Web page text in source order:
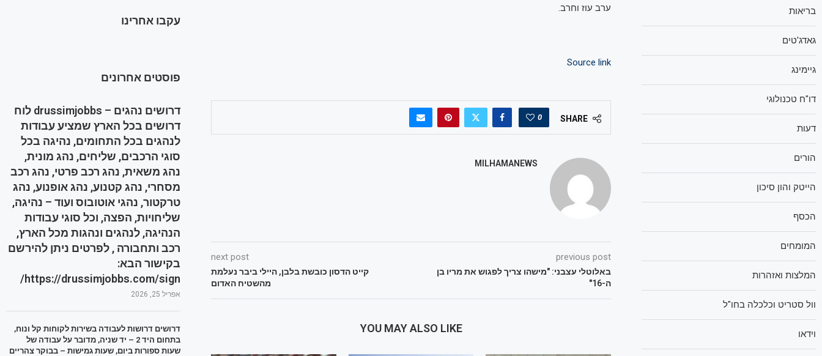
ערב עוז וחרב.
Source link
SHARE
0
MILHAMANEWS
previous post
באלוטלי עצבני: "מישהו צריך לפגוש את מריו בן
ה-16"
next post
קייט הדסון כובשת בלבן, היילי ביבר נעלמת
מהשטיח האדום
YOU MAY ALSO LIKE
עקבו אחרינו
פוסטים אחרונים
דרושים נהגים – drussimjobbs לוח
דרושים בכל הארץ שמציע עבודות
לנהגים בכל התחומים, נהיגה בכל
סוגי הרכבים, שליחים, נהג מונית,
נהג משאית, נהג רכב פרטי, נהג רכב
מסחרי, נהג קטנוע, נהג אופנוע, נהג
טרקטור, נהגי אוטובוס ועוד – נהיגה,
שליחויות, הפצה, וכל סוגי עבודות
הנהיגה, לנהגים ונהגות מכל הארץ,
רכב ותחבורה , לפרטים ניתן להירשם
בקישור הבא:
https://drussimjobbs.com/sign/
אפריל 25, 2026
דרושים דרושות לעבודה בשירות לקוחות קל ונוח,
בתחום היד 2 – יד שניה, מדובר על עבודה של
שעות ספורות ביום, שעות גמישות – בבוקר צהריים
בריאות
גאדג'טים
גיימינג
דו"ח טכנולוגי
דעות
הורים
הייטק והון סיכון
הכסף
המומחים
המלצות ואזהרות
וול סטריט וכלכלה בחו"ל
וידאו